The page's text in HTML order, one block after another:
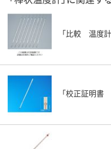
「比較 温度
「校正証明書